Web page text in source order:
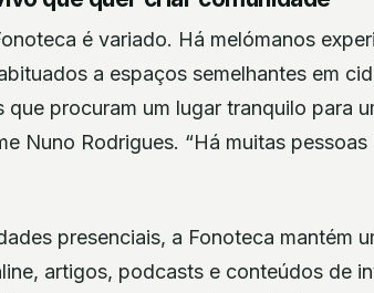
é variado. Há melómanos
a espaços semelhantes em
que procuram um lugar tranquilo para
Nuno Rodrigues. “Há muitas
presenciais, a Fonoteca mantém
artigos, podcasts e conteúdos de